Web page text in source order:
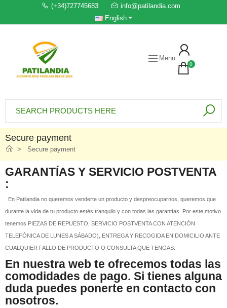
(+34)727745683
info@patilandia.com
English
Menu
0
Secure payment
Secure payment
GARANTÍAS Y SERVICIO POSTVENTA
:
En Patilandia no queremos venderte un producto y despreocuparnos, queremos que
durante la vida de tu producto estés tranquilo y con todas las garantías. Por este motivo
tenemos PIEZAS DE REPUESTO, SERVICIO POSTVENTA CON ATENCIÓN
TELEFÓNICA DE LUNES A SÁBADO), ENTREGA Y RECOGIDA EN DOMICILIO ANTE
CUALQUIER FALLO DE PRODUCTO O CONSULTA QUE TENGAS.
En nuestra web te ofrecemos todas las
comodidades de pago. Si tienes alguna
duda puedes ponerte en contacto con
nosotros.